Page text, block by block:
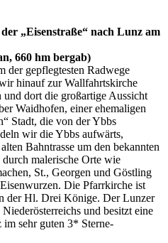
„Eisenstraße“ nach Lunz am
660 hm bergab)
der gepflegtesten Radwege
hinauf zur Wallfahrtskirche
dort die großartige Aussicht
Waidhofen, einer ehemaligen
Stadt, die von der Ybbs
wir die Ybbs aufwärts,
Bahntrasse um den bekannten
malerische Orte wie
St., Georgen und Göstling
Die Pfarrkirche ist
der Hl. Drei Könige. Der Lunzer
und besitzt eine
sehr guten 3* Sterne-